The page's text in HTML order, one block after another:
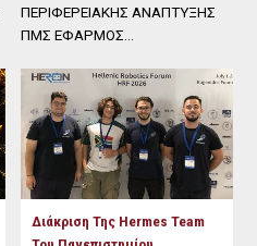
ΠΕΡΙΦΕΡΕΙΑΚΗΣ ΑΝΑΠΤΥΞΗΣ
ΠΜΣ ΕΦΑΡΜΟΣ…
Διάκριση Της Hermes Team